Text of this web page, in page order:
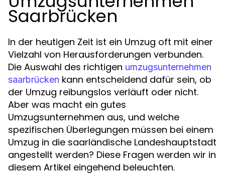
Saarbrücken
In der heutigen Zeit ist ein Umzug oft mit einer
Vielzahl von Herausforderungen verbunden.
Die Auswahl des richtigen umzugsunternehmen
saarbrücken kann entscheidend dafür sein, ob
der Umzug reibungslos verläuft oder nicht.
Aber was macht ein gutes
Umzugsunternehmen aus, und welche
spezifischen Überlegungen müssen bei einem
Umzug in die saarländische Landeshauptstadt
angestellt werden? Diese Fragen werden wir in
diesem Artikel eingehend beleuchten.